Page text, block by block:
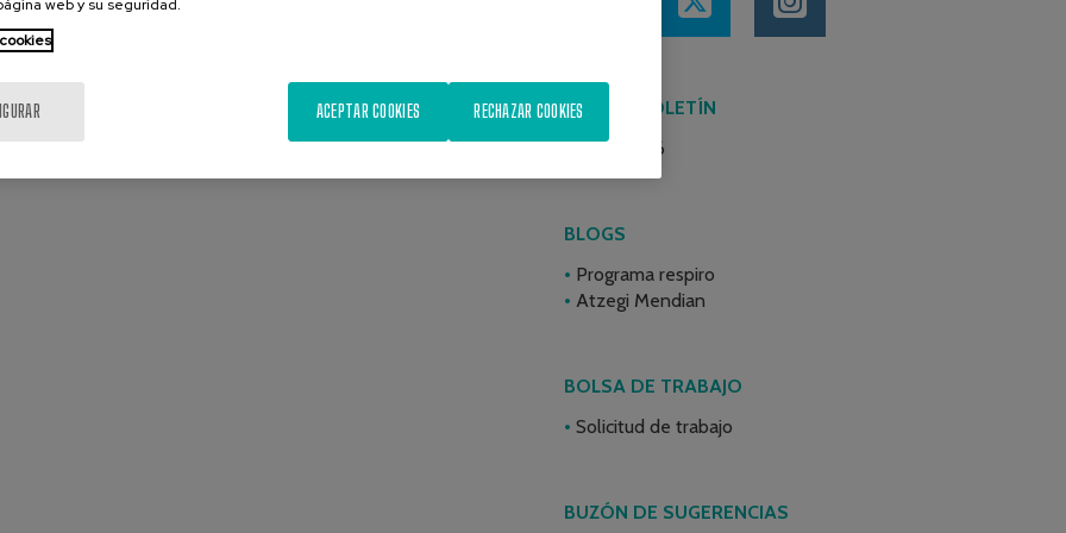
ÚLTIMO BOLETÍN
Junio 2026
BLOGS
Programa respiro
Atzegi Mendian
BOLSA DE TRABAJO
Solicitud de trabajo
BUZÓN DE SUGERENCIAS
web y su seguridad.
RECHAZAR COOKIES
ACEPTAR COOKIES